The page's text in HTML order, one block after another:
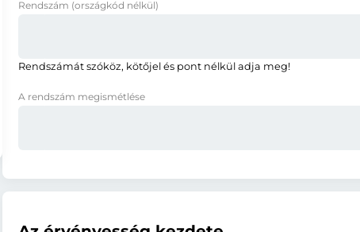
Rendszám (országkód nélkül)
Rendszámát szóköz, kötőjel és pont nélkül adja meg!
A rendszám megismétlése